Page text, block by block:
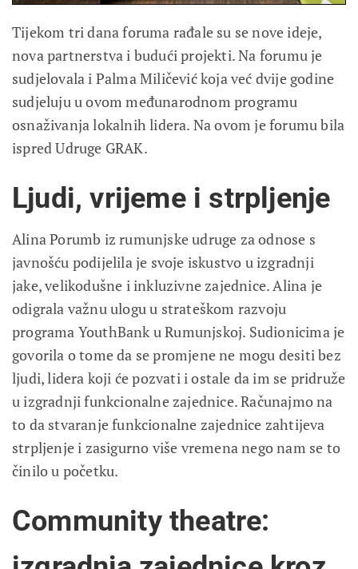
Tijekom tri dana foruma rađale su se nove ideje,
nova partnerstva i budući projekti. Na forumu je
sudjelovala i Palma Miličević koja već dvije godine
sudjeluju u ovom međunarodnom programu
osnaživanja lokalnih lidera. Na ovom je forumu bila
ispred Udruge GRAK.
Ljudi, vrijeme i strpljenje
Alina Porumb iz rumunjske udruge za odnose s
javnošću podijelila je svoje iskustvo u izgradnji
jake, velikodušne i inkluzivne zajednice. Alina je
odigrala važnu ulogu u strateškom razvoju
programa YouthBank u Rumunjskoj. Sudionicima je
govorila o tome da se promjene ne mogu desiti bez
ljudi, lidera koji će pozvati i ostale da im se pridruže
u izgradnji funkcionalne zajednice. Računajmo na
to da stvaranje funkcionalne zajednice zahtijeva
strpljenje i zasigurno više vremena nego nam se to
činilo u početku.
Community theatre: